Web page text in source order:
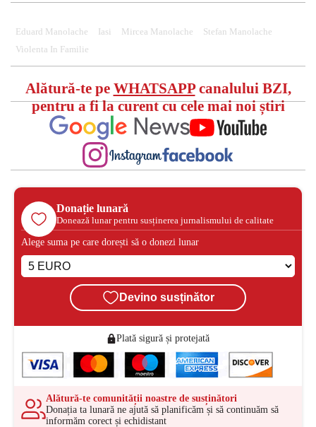
Eduard Manolache Iasi Mircea Manolache
Stefan Manolache
Violenta In Familie
Alătură-te pe WHATSAPPcanalului BZI,
pentru a fi la curent cu cele mai noi știri
Donație lunară
Donează lunar pentru susținerea jurnalismului de calitate
Alege suma pe care dorești să o donezi lunar
Devino susținător
Plată sigură și protejată
Alătură-te comunității noastre de susținători
Donația ta lunară ne ajută să planificăm și să continuăm să
informăm corect și echidistant